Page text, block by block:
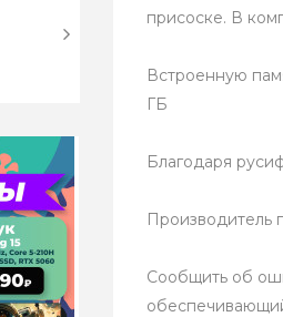
присоске. В
Встроенную
ГБ
Благодаря
Производитель
Сообщить об